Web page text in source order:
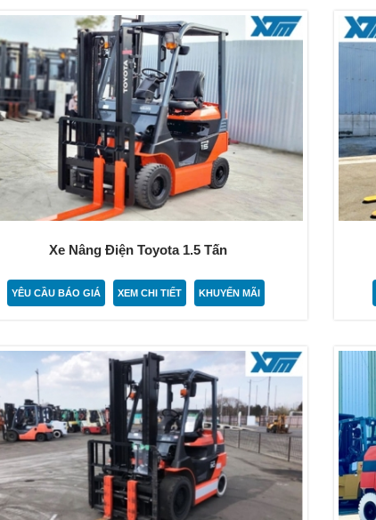
Xe Nâng Điện Toyota 1.5 Tấn
YÊU CẦU BÁO GIÁ XEM CHI TIẾT KHUYẾN MÃI